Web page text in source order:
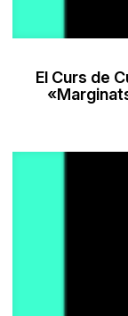
El Curs de